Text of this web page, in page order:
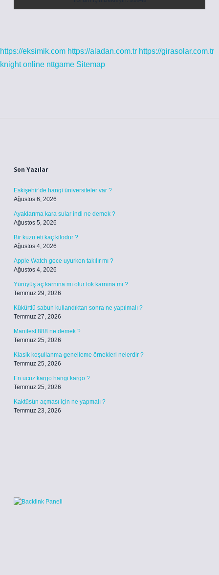
https://eksimik.com https://aladan.com.tr https://girasolar.com.tr
knight online nttgame Sitemap
Son Yazılar
Eskişehir’de hangi üniversiteler var ?
Ağustos 6, 2026
Ayaklarıma kara sular indi ne demek ?
Ağustos 5, 2026
Bir kuzu eti kaç kilodur ?
Ağustos 4, 2026
Apple Watch gece uyurken takılır mı ?
Ağustos 4, 2026
Yürüyüş aç karnına mı olur tok karnına mı ?
Temmuz 29, 2026
Kükürtlü sabun kullandıktan sonra ne yapılmalı ?
Temmuz 27, 2026
Manifest 888 ne demek ?
Temmuz 25, 2026
Klasik koşullanma genelleme örnekleri nelerdir ?
Temmuz 25, 2026
En ucuz kargo hangi kargo ?
Temmuz 25, 2026
Kaktüsün açması için ne yapmalı ?
Temmuz 23, 2026